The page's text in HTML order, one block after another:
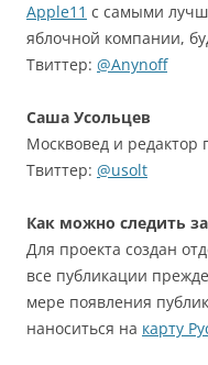
Apple11 с самыми
яблочной компании,
Твиттер: @Anynoff
Саша Усольцев
Москвовед и редактор
Твиттер: @usolt
Как можно следить
Для проекта создан
все публикации
мере появления
наноситься на карту